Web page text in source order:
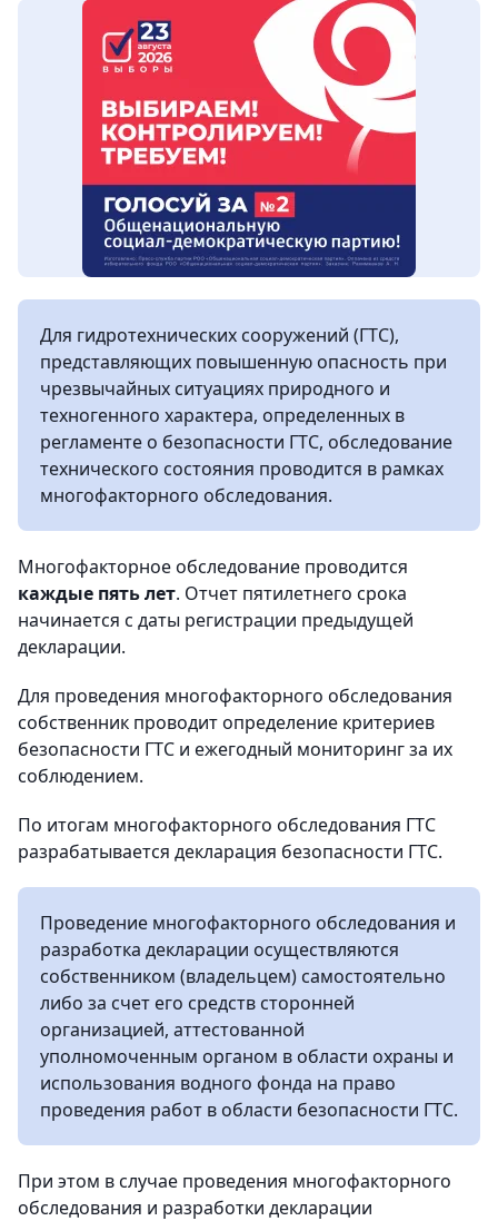
Для гидротехнических сооружений (ГТС),
представляющих повышенную опасность при
чрезвычайных ситуациях природного и
техногенного характера, определенных в
регламенте о безопасности ГТС, обследование
технического состояния проводится в рамках
многофакторного обследования.
Многофакторное обследование проводится
каждые пять лет. Отчет пятилетнего срока
начинается с даты регистрации предыдущей
декларации.
Для проведения многофакторного обследования
собственник проводит определение критериев
безопасности ГТС и ежегодный мониторинг за их
соблюдением.
По итогам многофакторного обследования ГТС
разрабатывается декларация безопасности ГТС.
Проведение многофакторного обследования и
разработка декларации осуществляются
собственником (владельцем) самостоятельно
либо за счет его средств сторонней
организацией, аттестованной
уполномоченным органом в области охраны и
использования водного фонда на право
проведения работ в области безопасности ГТС.
При этом в случае проведения многофакторного
обследования и разработки декларации